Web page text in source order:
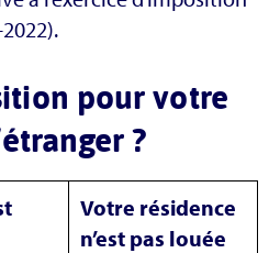
pour votre
?
Votre résidence
n’est pas louée